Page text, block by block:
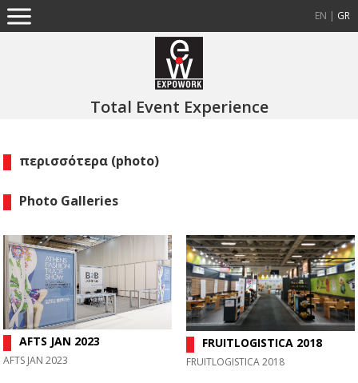
EN | GR
Total Event Experience
περισσότερα (photo)
Photo Galleries
AFTS JAN 2023
AFTS JAN 2023
FRUITLOGISTICA 2018
FRUITLOGISTICA 2018